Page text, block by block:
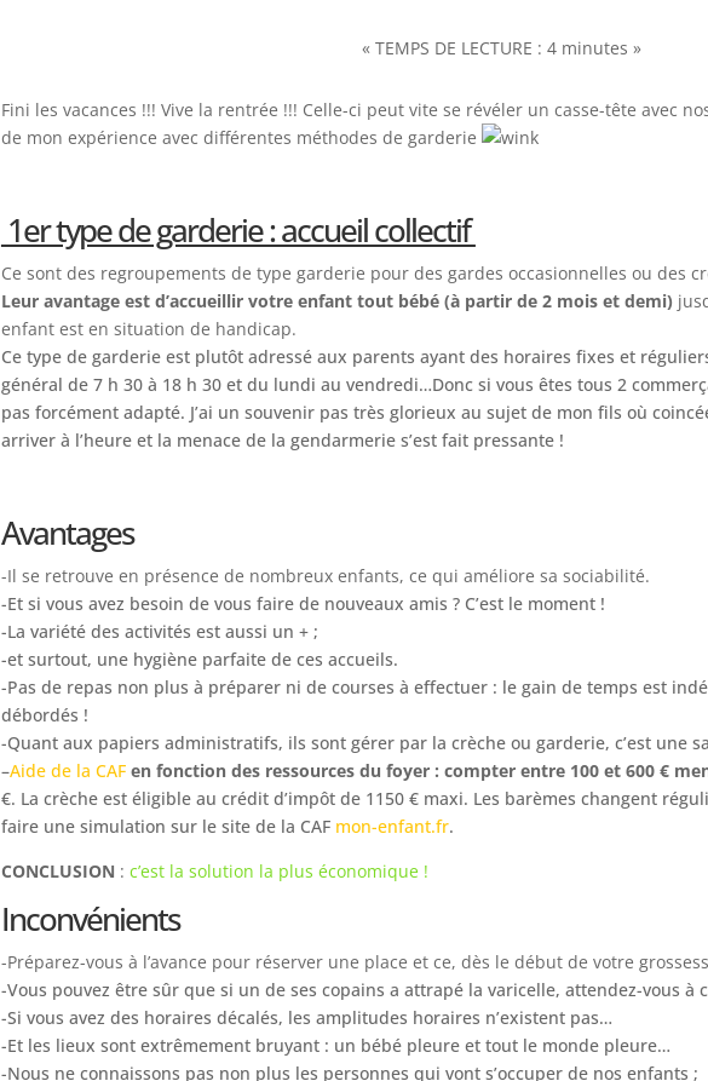
« TEMPS DE LECTURE : 4 minutes »
Fini les vacances !!! Vive la rentrée !!! Celle-ci peut vite se révéler un casse-tête avec
de mon expérience avec différentes méthodes de garderie
1er type de garderie : accueil collectif
Ce sont des regroupements de type garderie pour des gardes occasionnelles ou des
Leur avantage est d’accueillir votre enfant tout bébé (à partir de 2 mois et demi)
enfant est en situation de handicap.
Ce type de garderie est plutôt adressé aux parents ayant des horaires fixes et
général de 7 h 30 à 18 h 30 et du lundi au vendredi…Donc si vous êtes tous 2
pas forcément adapté. J’ai un souvenir pas très glorieux au sujet de mon fils où
arriver à l’heure et la menace de la gendarmerie s’est fait pressante !
Avantages
-Il se retrouve en présence de nombreux enfants, ce qui améliore sa sociabilité.
-Et si vous avez besoin de vous faire de nouveaux amis ? C’est le moment !
-La variété des activités est aussi un + ;
-et surtout, une hygiène parfaite de ces accueils.
-Pas de repas non plus à préparer ni de courses à effectuer : le gain de temps est
débordés !
-Quant aux papiers administratifs, ils sont gérer par la crèche ou garderie, c’est une
–Aide de la CAF en fonction des ressources du foyer : compter entre 100 et 600 €
€. La crèche est éligible au crédit d’impôt de 1150 € maxi. Les barèmes changent
faire une simulation sur le site de la CAF mon-enfant.fr.
CONCLUSION : c’est la solution la plus économique !
Inconvénients
-Préparez-vous à l’avance pour réserver une place et ce, dès le début de votre
-Vous pouvez être sûr que si un de ses copains a attrapé la varicelle, attendez-vous à
-Si vous avez des horaires décalés, les amplitudes horaires n’existent pas…
-Et les lieux sont extrêmement bruyant : un bébé pleure et tout le monde pleure…
-Nous ne connaissons pas non plus les personnes qui vont s’occuper de nos enfants ;